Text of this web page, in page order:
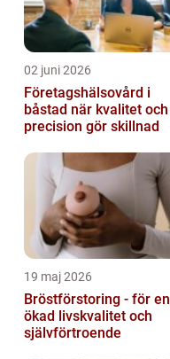
02 juni 2026
Företagshälsovård i
båstad när kvalitet och
precision gör skillnad
19 maj 2026
Bröstförstoring - för en
ökad livskvalitet och
självförtroende